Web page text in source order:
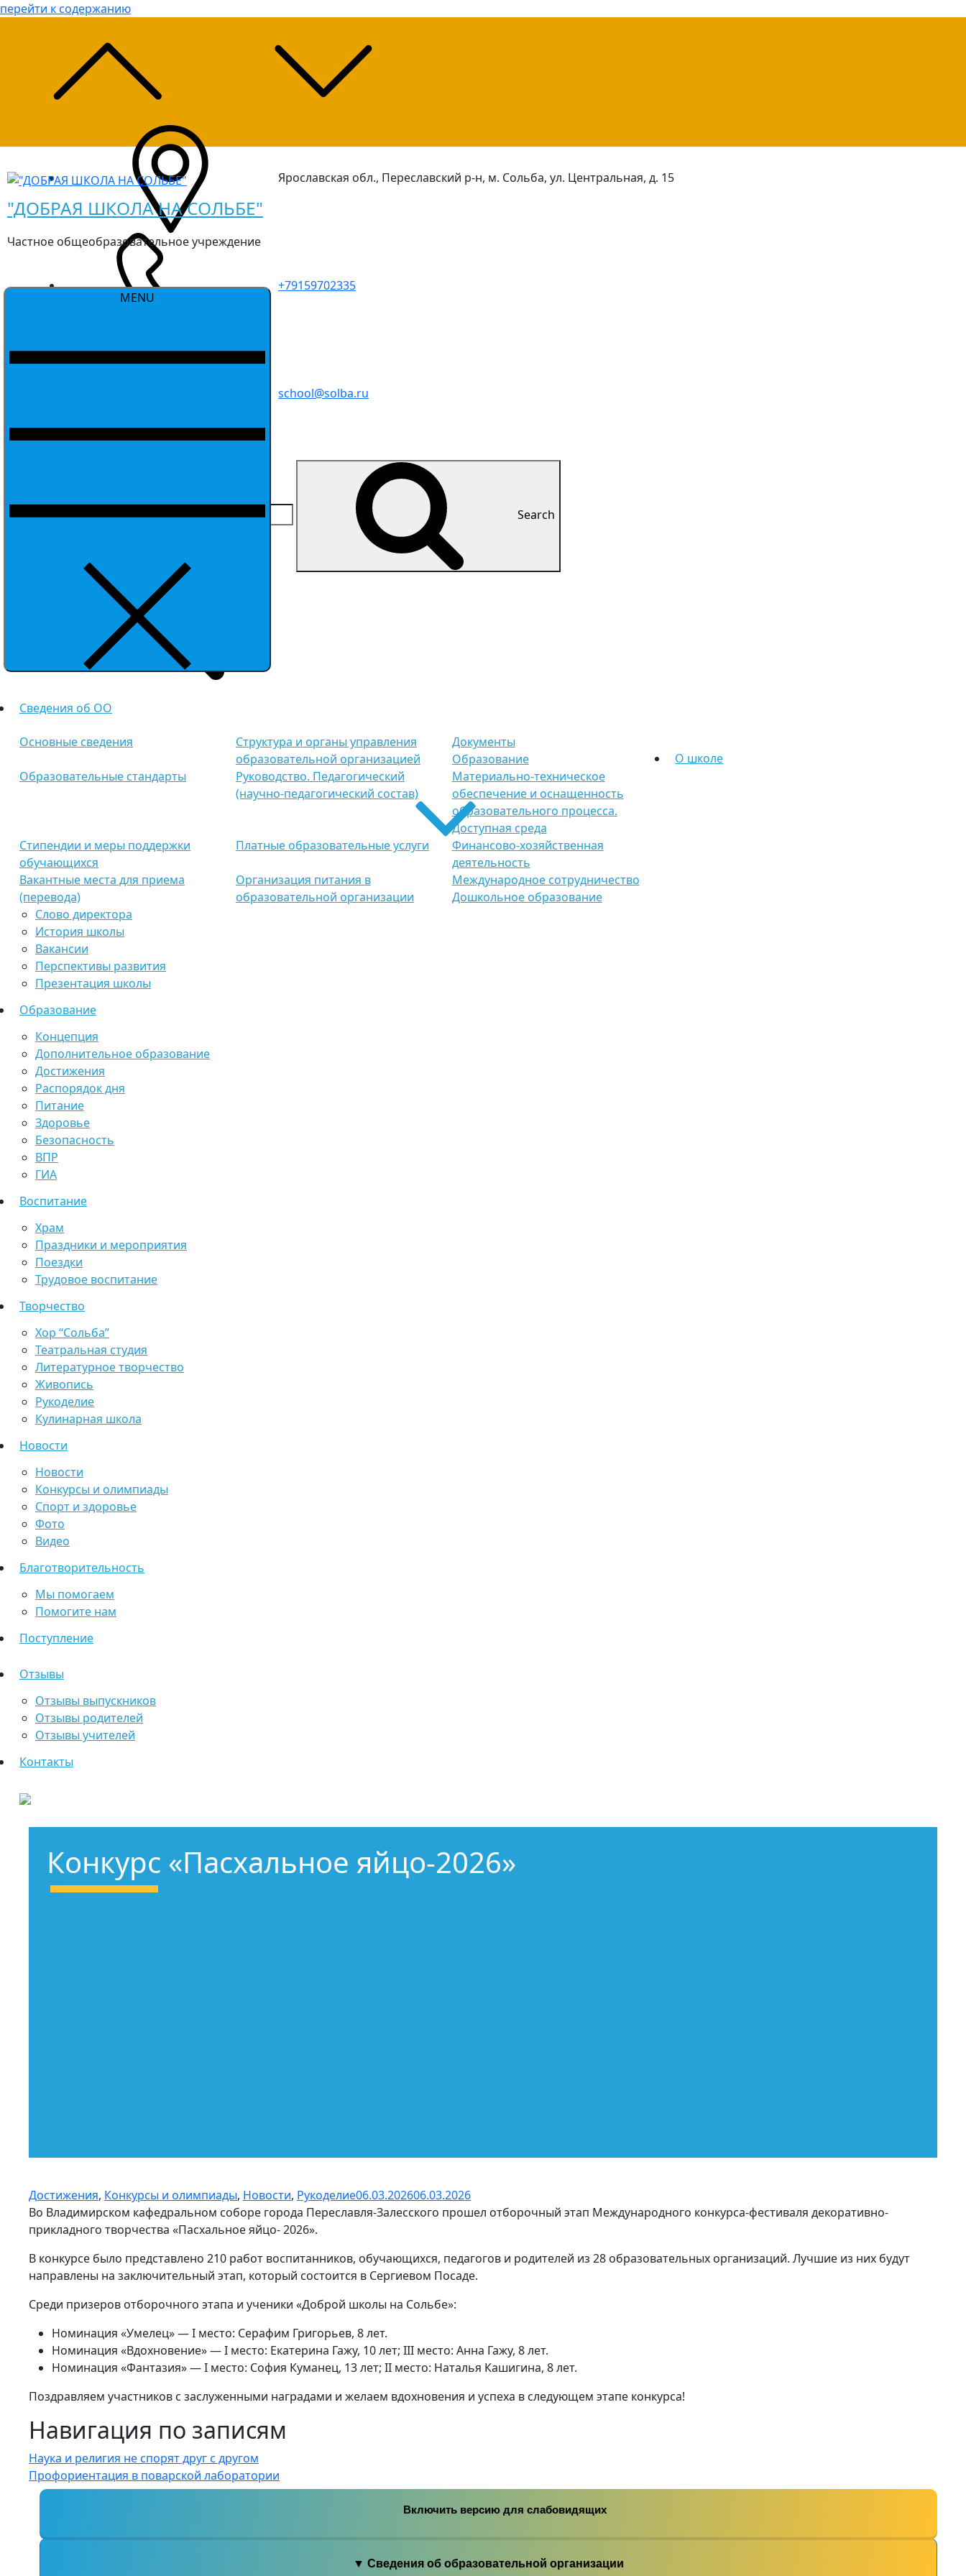
перейти к содержанию
Ярославская обл., Переславский р-н, м. Сольба, ул. Центральная, д. 15
+79159702335
school@solba.ru
Search for: Search
"ДОБРАЯ ШКОЛА НА СОЛЬБЕ"
Частное общеобразовательное учреждение
MENU
Сведения об ОО
Основные сведения
Структура и органы управления
образовательной организацией
Документы
Образование
Образовательные стандарты
Руководство. Педагогический
(научно-педагогический состав)
Материально-техническое
обеспечение и оснащенность
образовательного процесса.
Доступная среда
Стипендии и меры поддержки
обучающихся
Платные образовательные услуги
Финансово-хозяйственная
деятельность
Вакантные места для приема
(перевода)
Организация питания в
образовательной организации
Международное сотрудничество
Дошкольное образование
О школе
Слово директора
История школы
Вакансии
Перспективы развития
Презентация школы
Образование
Концепция
Дополнительное образование
Достижения
Распорядок дня
Питание
Здоровье
Безопасность
ВПР
ГИА
Воспитание
Храм
Праздники и мероприятия
Поездки
Трудовое воспитание
Творчество
Хор “Сольба”
Театральная студия
Литературное творчество
Живопись
Рукоделие
Кулинарная школа
Новости
Новости
Конкурсы и олимпиады
Спорт и здоровье
Фото
Видео
Благотворительность
Мы помогаем
Помогите нам
Поступление
Отзывы
Отзывы выпускников
Отзывы родителей
Отзывы учителей
Контакты
Конкурс «Пасхальное яйцо-2026»
Достижения, Конкурсы и олимпиады, Новости, Рукоделие06.03.202606.03.2026
Во Владимирском кафедральном соборе города Переславля-Залесского прошел отборочный этап Международного конкурса-фестиваля декоративно-
прикладного творчества «Пасхальное яйцо- 2026».
В конкурсе было представлено 210 работ воспитанников, обучающихся, педагогов и родителей из 28 образовательных организаций. Лучшие из них будут
направлены на заключительный этап, который состоится в Сергиевом Посаде.
Среди призеров отборочного этапа и ученики «Доброй школы на Сольбе»:
Номинация «Умелец» — I место: Серафим Григорьев, 8 лет.
Номинация «Вдохновение» — I место: Екатерина Гажу, 10 лет; III место: Анна Гажу, 8 лет.
Номинация «Фантазия» — I место: София Куманец, 13 лет; II место: Наталья Кашигина, 8 лет.
Поздравляем участников с заслуженными наградами и желаем вдохновения и успеха в следующем этапе конкурса!
Навигация по записям
Наука и религия не спорят друг с другом
Профориентация в поварской лаборатории
Включить версию для слабовидящих
▼ Сведения об образовательной организации